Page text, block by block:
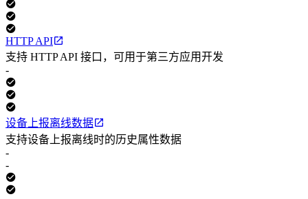
HTTP API
支持 HTTP API 接口，可用于第三方应用开发
-
设备上报离线数据
支持设备上报离线时的历史属性数据
-
-